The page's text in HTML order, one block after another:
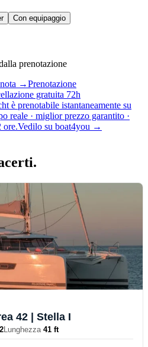
Con equipaggio
prenotazione
→Prenotazione
gratuita 72h
è prenotabile istantaneamente su
reale · miglior prezzo garantito ·
ore.Vedilo su boat4you →
42 | Stella I
Lunghezza 41 ft